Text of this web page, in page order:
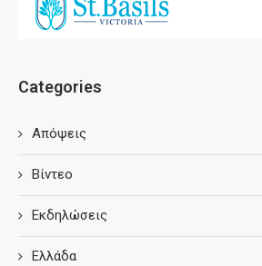
Categories
Απόψεις
Βίντεο
Εκδηλώσεις
Ελλάδα